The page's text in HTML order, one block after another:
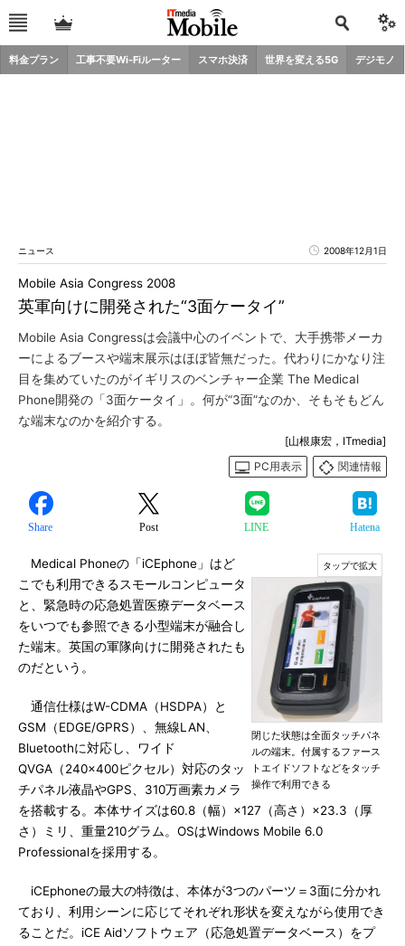
料金プラン 工事不要Wi-Fiルーター スマホ決済 世界を変える5G デジモノ
ニュース 2008年12月1日
英軍向けに開発された“3面ケータイ”
Mobile Asia Congress 2008
Mobile Asia Congressは会議中心のイベントで、大手携帯メーカ
ーによるブースや端末展示はほぼ皆無だった。代わりにかなり注
目を集めていたのがイギリスのベンチャー企業 The Medical
Phone開発の「3面ケータイ」。何が“3面”なのか、そもそもどん
な端末なのかを紹介する。
[山根康宏，ITmedia]
PC用表示
関連情報
Share Post LINE Hatena
閉じた状態は全面タッチパネ
ルの端末。付属するファース
トエイドソフトなどをタッチ
操作で利用できる
Medical Phoneの「iCEphone」はど
こでも利用できるスモールコンピュータ
と、緊急時の応急処置医療データベース
をいつでも参照できる小型端末が融合し
た端末。英国の軍隊向けに開発されたも
のだという。
通信仕様はW-CDMA（HSDPA）と
GSM（EDGE/GPRS）、無線LAN、
Bluetoothに対応し、ワイド
QVGA（240×400ピクセル）対応のタッ
チパネル液晶やGPS、310万画素カメラ
を搭載する。本体サイズは60.8（幅）×127（高さ）×23.3（厚
さ）ミリ、重量210グラム。OSはWindows Mobile 6.0
Professionalを採用する。
iCEphoneの最大の特徴は、本体が3つのパーツ＝3面に分かれ
ており、利用シーンに応じてそれぞれ形状を変えながら使用でき
ることだ。iCE Aidソフトウェア（応急処置データベース）をプ